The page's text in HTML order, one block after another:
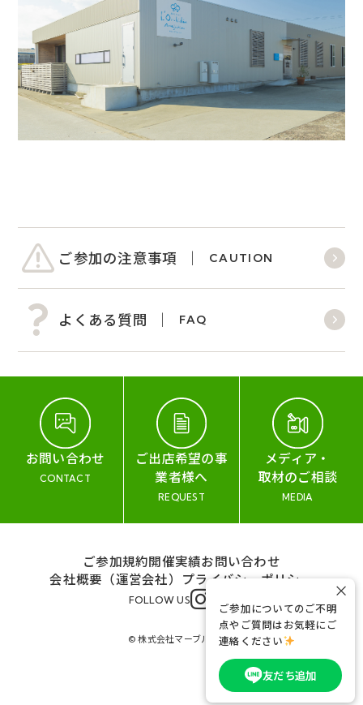
ご参加の注意事項 CAUTION
よくある質問 FAQ
お問い合わせ
CONTACT
ご出店希望の事
業者様へ
REQUEST
メディア・
取材のご相談
MEDIA
ご参加規約開催実績お問い合わせ
会社概要（運営会社） プライバシーポリシー
FOLLOW US
© 株式会社マーブル&コー
ご参加についてのご不明
点やご質問はお気軽にご
連絡ください
友だち追加
×